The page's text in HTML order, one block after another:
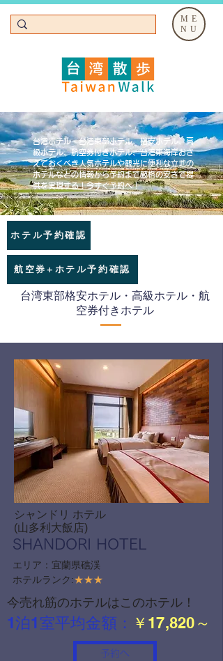
ME
NU
台湾ホテル・台湾東部ホテル、格安ホテル、高
級ホテル、航空券付きホテル、台湾東海岸おさ
えておくべき人気ホテルや観光に便利な立地の
ホテルなどの情報から予約まで破格の安さで提
供を実現する！今すぐ予約へ！
ホテル予約確認
航空券+ホテル予約確認
台湾東部格安ホテル・高級ホテル・航
空券付きホテル
シャンドリ ホテル
(山多利大飯店)
SHANDORI HOTEL
エリア：宜蘭県礁渓
ホテルランク:★★★
今売れ筋のホテルはこのホテル！
1泊1室平均金額： ￥17,820～
予約へ